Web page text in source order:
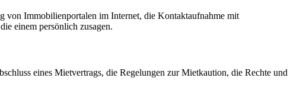
von Immobilienportalen im Internet, die Kontaktaufnahme mit
einem persönlich zusagen.
eines Mietvertrags, die Regelungen zur Mietkaution, die Rechte und